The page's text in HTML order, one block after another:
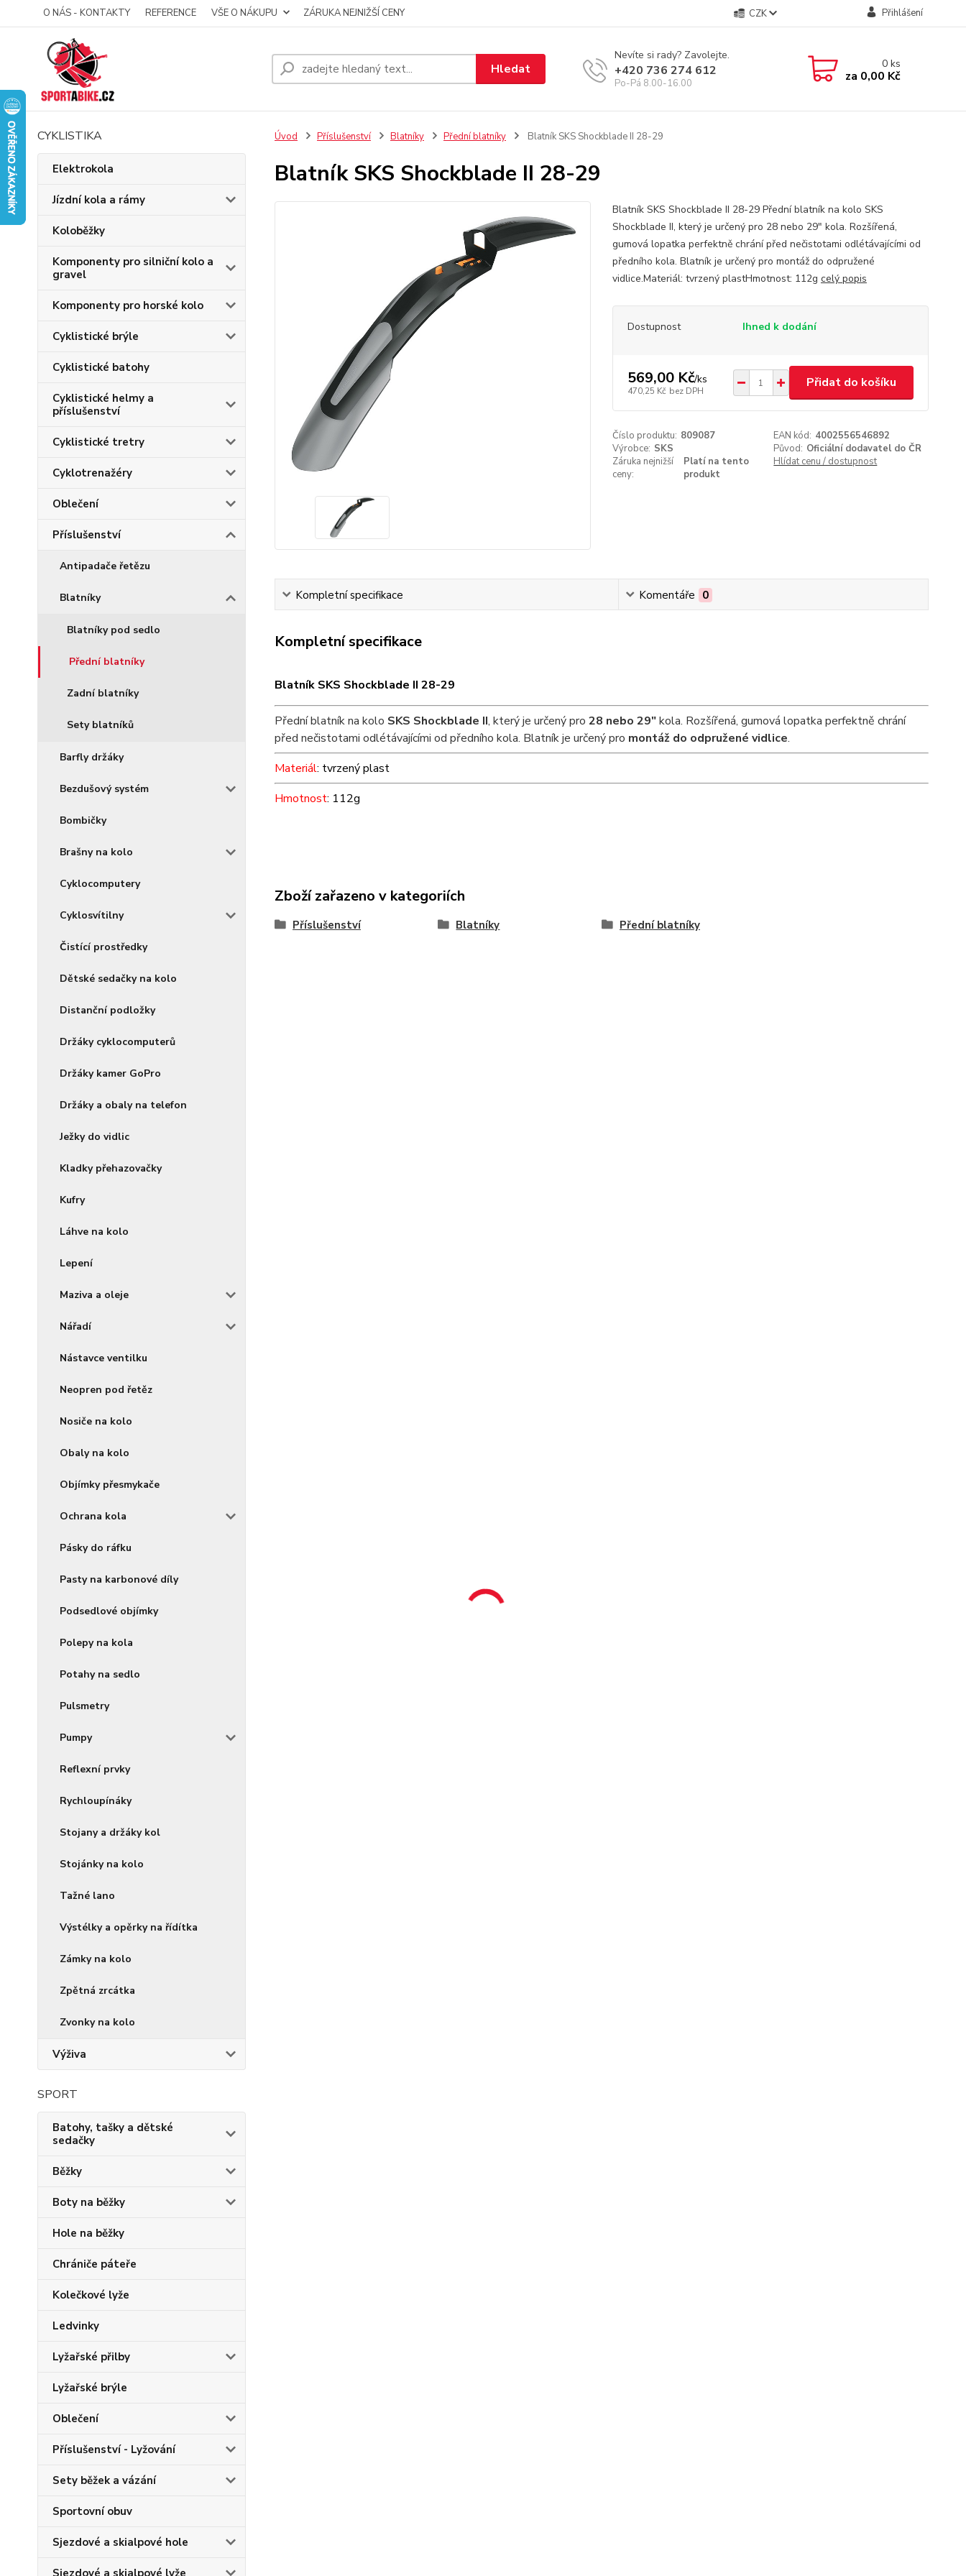
O NÁS - KONTAKTY REFERENCE VŠE O NÁKUPU ZÁRUKA NEJNIŽŠÍ CENY CZK Přihlášení
Hledat
Nevíte si rady? Zavolejte.
+420 736 274 612
Po-Pá 8.00-16.00
0ks
za 0,00 Kč
CYKLISTIKA
Elektrokola
Jízdní kola a rámy
Koloběžky
Komponenty pro silniční kolo a
gravel
Komponenty pro horské kolo
Cyklistické brýle
Cyklistické batohy
Cyklistické helmy a
příslušenství
Cyklistické tretry
Cyklotrenažéry
Oblečení
Příslušenství
Antipadače řetězu
Blatníky
Blatníky pod sedlo
Přední blatníky
Zadní blatníky
Sety blatníků
Barfly držáky
Bezdušový systém
Bombičky
Brašny na kolo
Cyklocomputery
Cyklosvítilny
Čistící prostředky
Dětské sedačky na kolo
Distanční podložky
Držáky cyklocomputerů
Držáky kamer GoPro
Držáky a obaly na telefon
Ježky do vidlic
Kladky přehazovačky
Kufry
Láhve na kolo
Lepení
Maziva a oleje
Nářadí
Nástavce ventilku
Neopren pod řetěz
Nosiče na kolo
Obaly na kolo
Objímky přesmykače
Ochrana kola
Pásky do ráfku
Pasty na karbonové díly
Podsedlové objímky
Polepy na kola
Potahy na sedlo
Pulsmetry
Pumpy
Reflexní prvky
Rychloupínáky
Stojany a držáky kol
Stojánky na kolo
Tažné lano
Výstélky a opěrky na řídítka
Zámky na kolo
Zpětná zrcátka
Zvonky na kolo
Výživa
SPORT
Batohy, tašky a dětské
sedačky
Běžky
Boty na běžky
Hole na běžky
Chrániče páteře
Kolečkové lyže
Ledvinky
Lyžařské přilby
Lyžařské brýle
Oblečení
Příslušenství - Lyžování
Sety běžek a vázání
Sportovní obuv
Sjezdové a skialpové hole
Sjezdové a skialpové lyže
Úvod Příslušenství Blatníky Přední blatníky Blatník SKS Shockblade II 28-29
Blatník SKS Shockblade II 28-29
Blatník SKS Shockblade II 28-29 Přední blatník na kolo SKS
Shockblade II, který je určený pro 28 nebo 29" kola. Rozšířená,
gumová lopatka perfektně chrání před nečistotami odlétávajícími od
předního kola. Blatník je určený pro montáž do odpružené
vidlice.Materiál: tvrzený plastHmotnost: 112g celý popis
Dostupnost Ihned k dodání
569,00 Kč/ks
470,25 Kč bez DPH
Přidat do košíku
Číslo produktu: 809087 EAN kód: 4002556546892
Výrobce: SKS Původ: Oficiální dodavatel do ČR
Záruka nejnižší
ceny:
Platí na tento
produkt
Hlídat cenu / dostupnost
Kompletní specifikace Komentáře 0
Kompletní specifikace
Blatník SKS Shockblade II 28-29
Přední blatník na kolo SKS Shockblade II, který je určený pro 28 nebo 29"kola. Rozšířená, gumová lopatka perfektně chrání
před nečistotami odlétávajícími od předního kola. Blatník je určený pro montáž do odpružené vidlice.
Materiál: tvrzený plast
Hmotnost: 112g
Zboží zařazeno v kategoriích
Příslušenství Blatníky Přední blatníky